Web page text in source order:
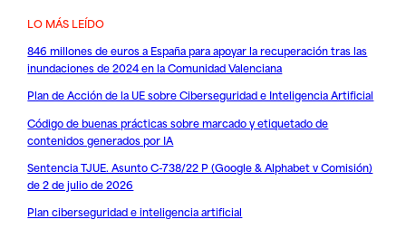
LO MÁS LEÍDO
846 millones de euros a España para apoyar la recuperación tras las
inundaciones de 2024 en la Comunidad Valenciana
Plan de Acción de la UE sobre Ciberseguridad e Inteligencia Artificial
Código de buenas prácticas sobre marcado y etiquetado de
contenidos generados por IA
Sentencia TJUE. Asunto C-738/22 P (Google & Alphabet v Comisión)
de 2 de julio de 2026
Plan ciberseguridad e inteligencia artificial